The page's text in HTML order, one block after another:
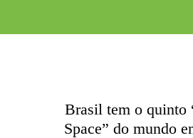
Brasil tem o quinto
Space” do mundo